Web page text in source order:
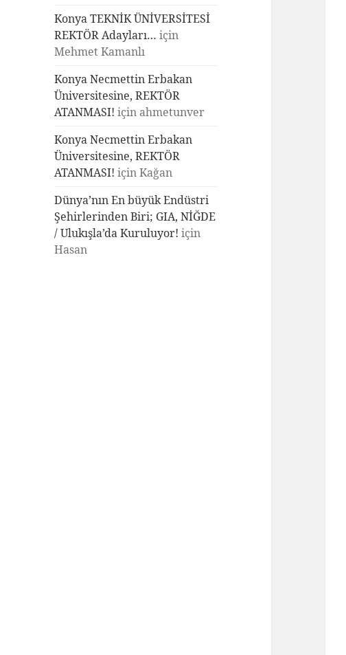
Konya TEKNİK ÜNİVERSİTESİ
REKTÖR Adayları… için
Mehmet Kamanlı
Konya Necmettin Erbakan
Üniversitesine, REKTÖR
ATANMASI! için ahmetunver
Konya Necmettin Erbakan
Üniversitesine, REKTÖR
ATANMASI! içinKağan
Dünya’nın En büyük Endüstri
Şehirlerinden Biri; GIA, NİĞDE
/ Ulukışla’da Kuruluyor! için
Hasan